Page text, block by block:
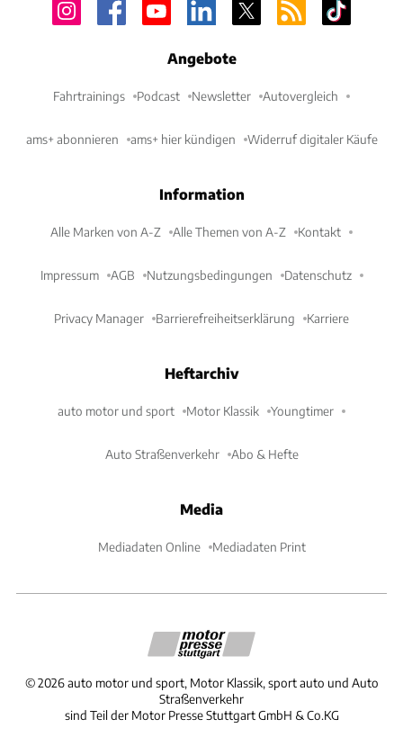
Angebote
Fahrtrainings Podcast Newsletter Autovergleich
ams+ abonnieren ams+ hier kündigen Widerruf digitaler Käufe
Information
Alle Marken von A-Z Alle Themen von A-Z Kontakt
Impressum AGB Nutzungsbedingungen Datenschutz
Privacy Manager Barrierefreiheitserklärung Karriere
Heftarchiv
auto motor und sport Motor Klassik Youngtimer
Auto Straßenverkehr Abo & Hefte
Media
Mediadaten Online Mediadaten Print
©2026 auto motor und sport, Motor Klassik, sport auto und Auto
Straßenverkehr
sind Teil der Motor Presse Stuttgart GmbH & Co.KG